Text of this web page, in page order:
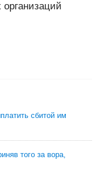
сбитой им
того за вора,